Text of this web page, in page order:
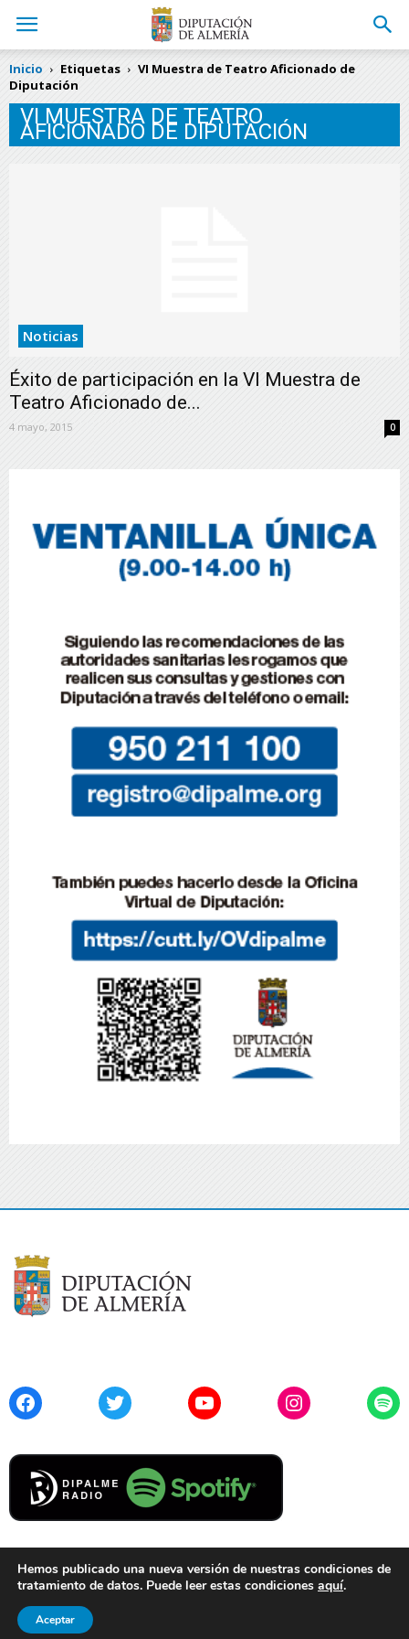
Inicio Etiquetas
VI Muestra de Teatro Aficionado de
Diputación
VI MUESTRA DE TEATRO
AFICIONADO DE DIPUTACIÓN
Noticias
Éxito de participación en la VI Muestra de
Teatro Aficionado de...
4 mayo, 2015 0
FacebookTwitter YouTubeInstagram
Cookies
© 2021 Diputación de Almería. Todos los derechos reservados.
Hemos publicado una nueva versión de nuestras condiciones de
tratamiento de datos. Puede leer estas condiciones aquí.
Aceptar